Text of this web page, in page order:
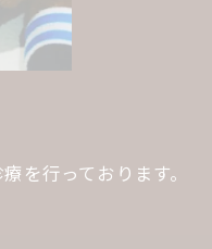
を行っております。